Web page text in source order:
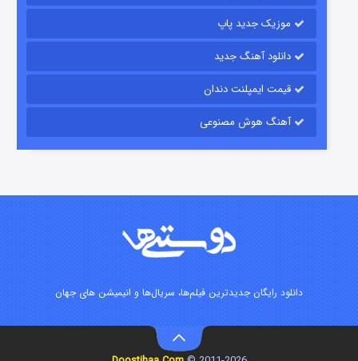
موزیک جدید پاپ
دانلود آهنگ جدید
قیمت ایمپلنت دندان
آهنگ هوش مصنوعی
دانلود رایگان جدیدترین فیلم‌ها، سریال‌ها و انیمیشن های جهان